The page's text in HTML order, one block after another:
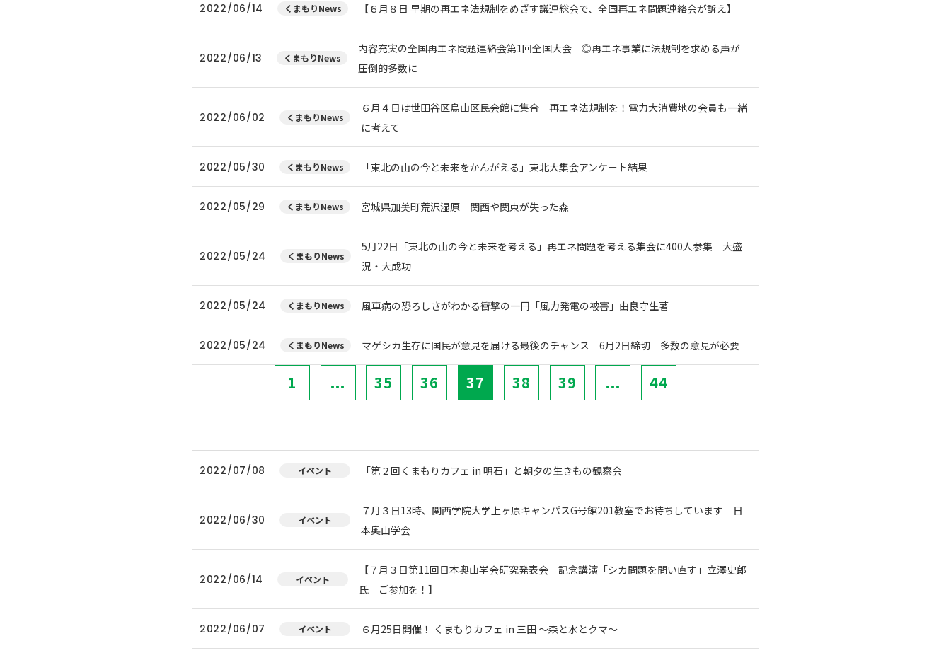
2022/06/14 くまもりNews 【６月８日 早期の再エネ法規制をめざす議連総会で、全国再エネ問題連絡会が訴え】
2022/06/13 くまもりNews
内容充実の全国再エネ問題連絡会第1回全国大会 ◎再エネ事業に法規制を求める声が
圧倒的多数に
2022/06/02 くまもりNews
６月４日は世田谷区烏山区民会館に集合 再エネ法規制を！電力大消費地の会員も一緒
に考えて
2022/05/30 くまもりNews 「東北の山の今と未来をかんがえる」東北大集会アンケート結果
2022/05/29 くまもりNews 宮城県加美町荒沢湿原 関西や関東が失った森
2022/05/24 くまもりNews
5月22日「東北の山の今と未来を考える」再エネ問題を考える集会に400人参集 大盛
況・大成功
2022/05/24 くまもりNews 風車病の恐ろしさがわかる衝撃の一冊「風力発電の被害」由良守生著
2022/05/24 くまもりNews マゲシカ生存に国民が意見を届ける最後のチャンス 6月2日締切 多数の意見が必要
1 ... 35 36 37 38 39 ... 44
2022/07/08 イベント 「第２回くまもりカフェ in 明石」と朝夕の生きもの観察会
2022/06/30 イベント
７月３日13時、関西学院大学上ヶ原キャンパスG号館201教室でお待ちしています 日
本奥山学会
2022/06/14 イベント
【７月３日第11回日本奥山学会研究発表会 記念講演「シカ問題を問い直す」立澤史郎
氏 ご参加を！】
2022/06/07 イベント ６月25日開催！ くまもりカフェ in 三田 ～森と水とクマ～